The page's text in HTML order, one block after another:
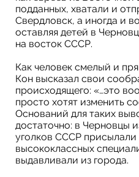
подданных, хватали и
Свердловск, а иногда и
оставляя детей в
на восток СССР.
Как человек смелый и
Кон высказал свои
происходящего: «…это
просто хотят изменить
Оснований для таких
достаточно: в Черновцы
уголков СССР
высококлассных
выдавливали из города.